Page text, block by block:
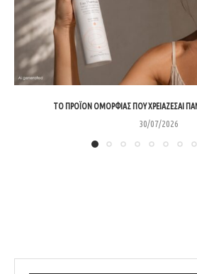
ΤΟ ΠΡΟΪΌΝ ΟΜΟΡΦΙΆΣ ΠΟΥ ΧΡΕΙΆΖΕΣΑΙ
30/07/2026